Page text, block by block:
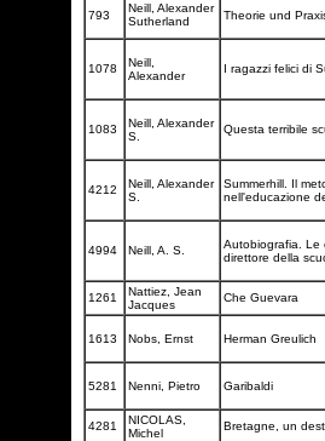
793
Neill, Alexander
Sutherland
Theorie und
1078
Neill,
Alexander
I ragazzi felici di
1083
Neill, Alexander
S.
Questa terribile
4212
Neill, Alexander
S.
Summerhill. Il
nell'educazione
4994 Neill, A. S.
Autobiografia. Le
direttore della
1261
Nattiez, Jean
Jacques
Che Guevara
1613 Nobs, Ernst Herman Greulich
5281 Nenni, Pietro Garibaldi
4281
NICOLAS,
Michel
Bretagne, un